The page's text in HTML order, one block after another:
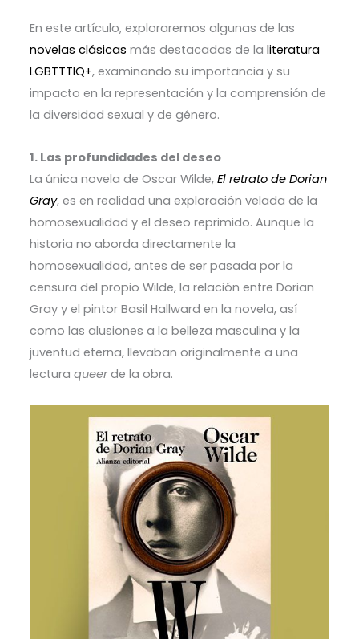
En este artículo, exploraremos algunas de las
novelas clásicas más destacadas de la literatura
LGBTTTIQ+, examinando su importancia y su
impacto en la representación y la comprensión de
la diversidad sexual y de género.
1. Las profundidades del deseo
La única novela de Oscar Wilde, El retrato de Dorian
Gray, es en realidad una exploración velada de la
homosexualidad y el deseo reprimido. Aunque la
historia no aborda directamente la
homosexualidad, antes de ser pasada por la
censura del propio Wilde, la relación entre Dorian
Gray y el pintor Basil Hallward en la novela, así
como las alusiones a la belleza masculina y la
juventud eterna, llevaban originalmente a una
lectura queerde la obra.